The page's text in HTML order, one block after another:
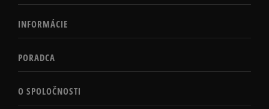
INFORMÁCIE
PORADCA
O SPOLOČNOSTI